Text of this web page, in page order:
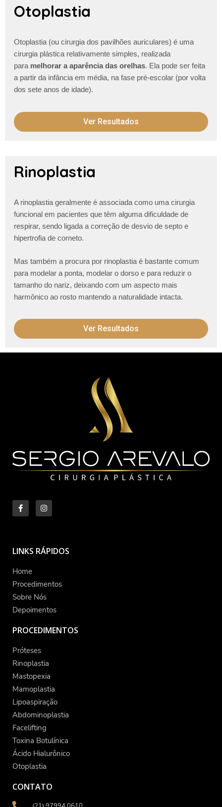
Otoplastia
Otoplastia (ou cirurgia dos pavilhões auriculares) é uma
cirurgia plástica relativamente simples, realizada
para melhorar a aparência das orelhas. Ela pode ser feita
a partir da infância em média, na fase pré-escolar (por volta
dos sete anos de idade).
Ver Resultados
Rinoplastia
A rinoplastia geralmente é associada como uma cirurgia
funcional em pacientes que têm alguma dificuldade de
respirar, sendo ligada a correção de desvio de septo e
hipertrofia de corneto.
Mas também a procura por rinoplastia é bastante comum
para modelar a ponta, modelar o dorso e para reduzir o
tamanho do nariz, deixando com um aspecto mais
harmônico ao rosto mantendo a naturalidade intacta.
Ver Resultados
LINKS RÁPIDOS
Home
Procedimentos
Sobre Nós
Depoimentos
PROCEDIMENTOS
Próteses
Rinoplastia
Mastopexia
Mamoplastia
Lipoaspiração
Abdominoplastia
Facelifting
Toxina Botulínica
Ácido Hialurônico
Otoplastia
CONTATO